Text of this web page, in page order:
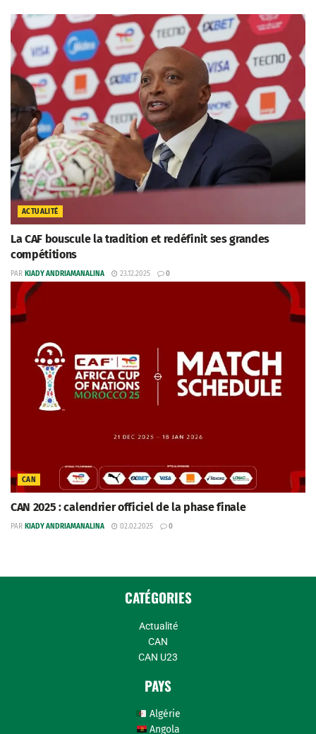
ACTUALITÉ
La CAF bouscule la tradition et redéfinit ses grandes
compétitions
PAR KIADY ANDRIAMANALINA 23.12.2025 0
CAN
CAN 2025 : calendrier officiel de la phase finale
PAR KIADY ANDRIAMANALINA 02.02.2025 0
CATÉGORIES
Actualité
CAN
CAN U23
PAYS
Algérie
Angola